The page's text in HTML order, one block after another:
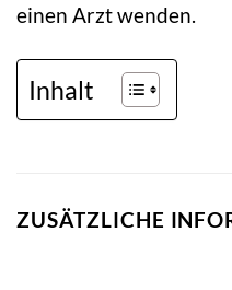
einen Arzt wenden.
Inhalt
ZUSÄTZLICHE